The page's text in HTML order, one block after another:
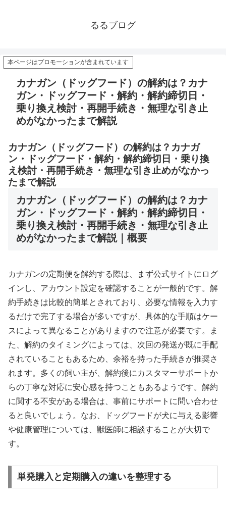
るるブログ
本ページはプロモーションが含まれています
カナガン（ドッグフード）の解約は？カナ
ガン・ドッグフード・解約・解約締切日・
乗り換え検討・再開手続き・無理な引き止
めがなかったまで解説
カナガン（ドッグフード）の解約は？カナガ
ン・ドッグフード・解約・解約締切日・乗り換
え検討・再開手続き・無理な引き止めがなかっ
たまで解説
カナガン（ドッグフード）の解約は？カナ
ガン・ドッグフード・解約・解約締切日・
乗り換え検討・再開手続き・無理な引き止
めがなかったまで解説｜概要
カナガンの定期便を解約する際は、まず公式サイトにログ
インし、アカウント設定を確認することが一般的です。解
約手続きは比較的簡単とされており、必要な情報を入力す
るだけで完了する場合が多いですが、具体的な手順はケー
スによって異なることがありますので注意が必要です。ま
た、解約のタイミングによっては、次回の発送が既に手配
されていることもあるため、余裕を持った手続きが推奨さ
れます。多くの飼い主が、解約後にカスタマーサポートか
らの丁寧な対応に安心感を持つこともあるようです。解約
に関する不安がある場合は、事前にサポートに問い合わせ
ると良いでしょう。なお、ドッグフードが犬に与える影響
や健康管理については、獣医師に相談することが大切で
す。
単発購入と定期購入の違いを整理する